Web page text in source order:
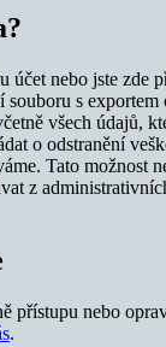
účet nebo jste zde
souboru s exportem
všech údajů,
o odstranění
Tato možnost
z
přístupu nebo
.